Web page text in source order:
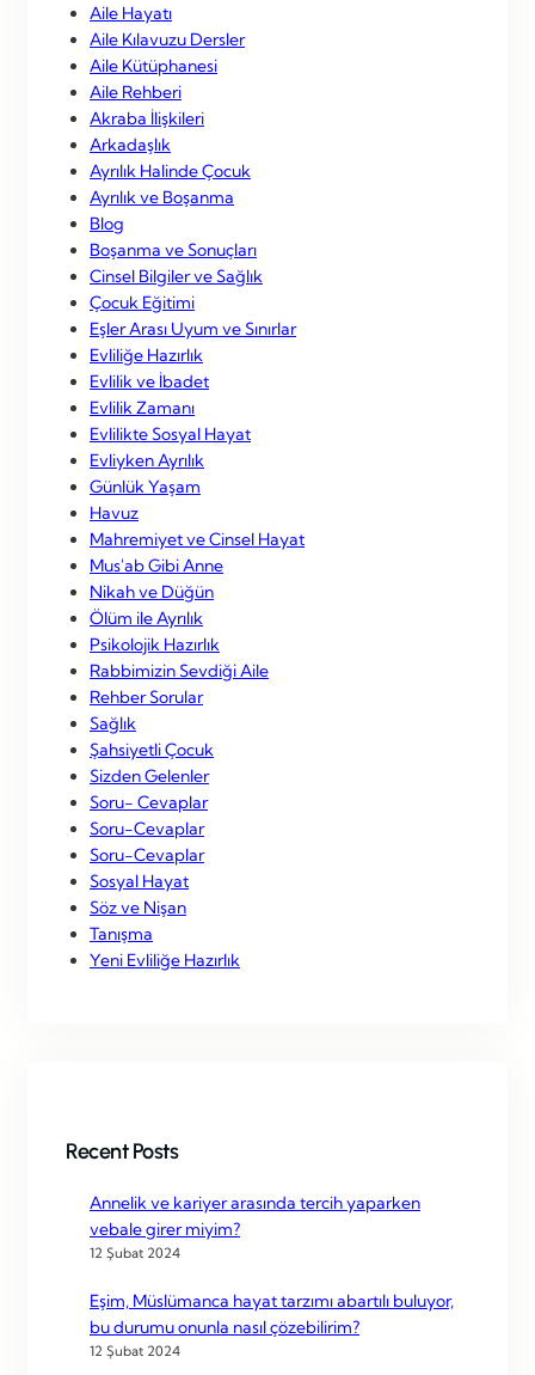
Aile Hayatı
Aile Kılavuzu Dersler
Aile Kütüphanesi
Aile Rehberi
Akraba İlişkileri
Arkadaşlık
Ayrılık Halinde Çocuk
Ayrılık ve Boşanma
Blog
Boşanma ve Sonuçları
Cinsel Bilgiler ve Sağlık
Çocuk Eğitimi
Eşler Arası Uyum ve Sınırlar
Evliliğe Hazırlık
Evlilik ve İbadet
Evlilik Zamanı
Evlilikte Sosyal Hayat
Evliyken Ayrılık
Günlük Yaşam
Havuz
Mahremiyet ve Cinsel Hayat
Mus'ab Gibi Anne
Nikah ve Düğün
Ölüm ile Ayrılık
Psikolojik Hazırlık
Rabbimizin Sevdiği Aile
Rehber Sorular
Sağlık
Şahsiyetli Çocuk
Sizden Gelenler
Soru- Cevaplar
Soru-Cevaplar
Soru-Cevaplar
Sosyal Hayat
Söz ve Nişan
Tanışma
Yeni Evliliğe Hazırlık
Recent Posts
Annelik ve kariyer arasında tercih yaparken
vebale girer miyim?
12 Şubat 2024
Eşim, Müslümanca hayat tarzımı abartılı buluyor,
bu durumu onunla nasıl çözebilirim?
12 Şubat 2024